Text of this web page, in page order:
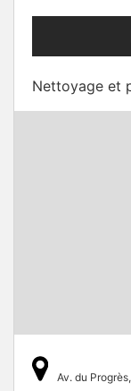
Nettoyage et
Av. du